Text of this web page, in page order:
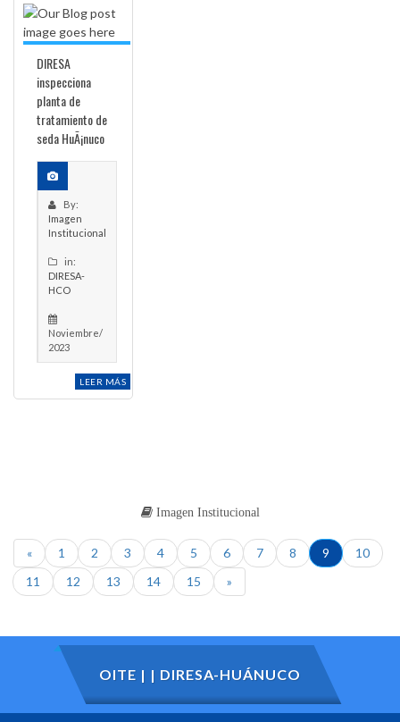
DIRESA
inspecciona
planta de
tratamiento de
seda HuÃ¡nuco
By:
Imagen
Institucional
in:
DIRESA-
HCO
Noviembre/
2023
LEER MÁS
Imagen Institucional
« 1 2 3 4 5 6 7 8 9
10
11
12 13 14 15 »
OITE | | DIRESA-HUÁNUCO